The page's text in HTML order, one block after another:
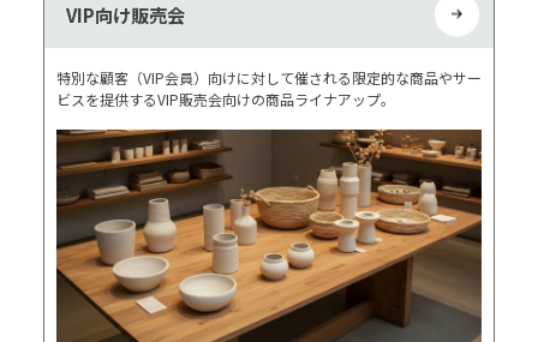
VIP向け販売会
特別な顧客（VIP会員）向けに対して催される限定的な商品やサー
ビスを提供するVIP販売会向けの商品ライナアップ。